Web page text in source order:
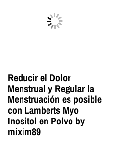
Reducir el Dolor
Menstrual y Regular la
Menstruación es posible
con Lamberts Myo
Inositol en Polvo by
mixim89